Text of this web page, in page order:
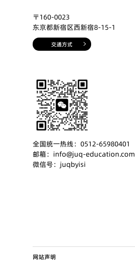
〒160-0023
东京都新宿区西新宿8-15-1
交通方式
全国统一热线：0512-65980401
邮箱：info@juq-education.com
微信号：juqbyisi
网站声明